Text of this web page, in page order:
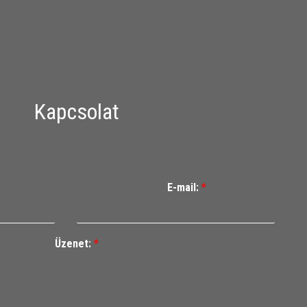
Kapcsolat
E-mail: *
Üzenet: *